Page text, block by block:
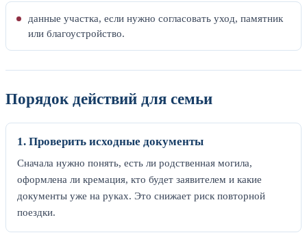
данные участка, если нужно согласовать уход, памятник
или благоустройство.
Порядок действий для семьи
1. Проверить исходные документы
Сначала нужно понять, есть ли родственная могила,
оформлена ли кремация, кто будет заявителем и какие
документы уже на руках. Это снижает риск повторной
поездки.